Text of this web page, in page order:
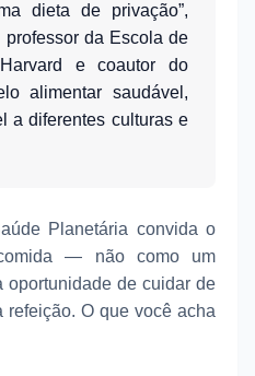
dieta de privação”,
da Escola de
e coautor do
alimentar saudável,
a diferentes culturas e
Planetária convida o
— não como um
oportunidade de cuidar de
O que você acha